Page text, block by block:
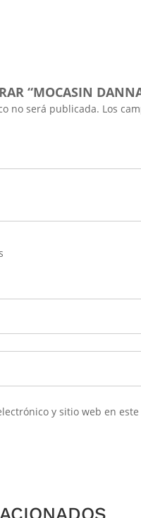
“MOCASIN
no será publicada. Los
y sitio web en